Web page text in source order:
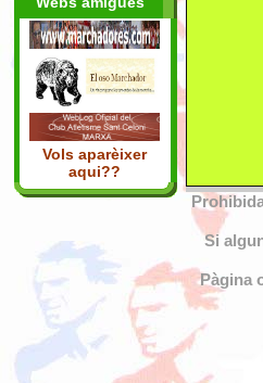
Vols aparèixer
aqui??
Si
Pàgina